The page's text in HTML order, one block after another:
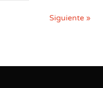
Siguiente »